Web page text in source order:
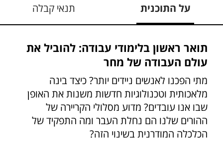
על התוכנית תנאי קבלה
תואר ראשון בלימודי עבודה: להוביל את
עולם העבודה של מחר
מתי הפכנו לאנשים ניידים יותר? כיצד בינה
מלאכותית וטכנולוגיות חדשות משנות את האופן
שבו אנו עובדים? מדוע מסלולי הקריירה של
ההורים שלנו הם נחלת העבר ומה התפקיד של
הכלכלה המודרנית בשינוי הזה?